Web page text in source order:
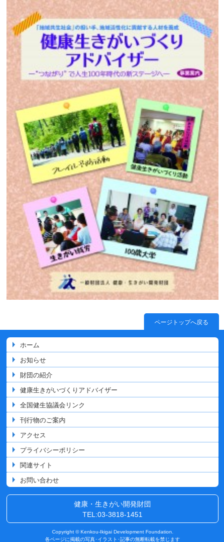
ページトップへ戻る
ホーム
お知らせ
財団の紹介
健康生きがいづくりアドバイザー
全国健生協議会リンク
刊行物のご案内
アクセス
プライバシーポリシー
関連サイト
お問い合わせ
健康・生きがい開発財団
TEL:03-3818-1451
Copyright © Kenkou-Ikigai Development Foundation.
各ページに掲載の写真･イラスト･記事の無断転載を禁じます